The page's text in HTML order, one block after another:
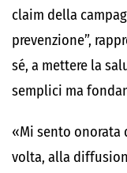
claim della
prevenzione”,
sé, a mettere la
semplici ma
«Mi sento onorata
volta, alla